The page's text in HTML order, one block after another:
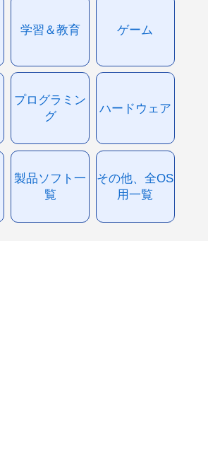
学習＆教育 ゲーム
プログラミン
グ
ハードウェア
製品ソフト一
覧
その他、全OS
用一覧